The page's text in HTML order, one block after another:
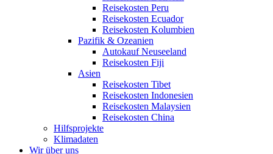
Reisekosten Peru
Reisekosten Ecuador
Reisekosten Kolumbien
Pazifik & Ozeanien
Autokauf Neuseeland
Reisekosten Fiji
Asien
Reisekosten Tibet
Reisekosten Indonesien
Reisekosten Malaysien
Reisekosten China
Hilfsprojekte
Klimadaten
Wir über uns